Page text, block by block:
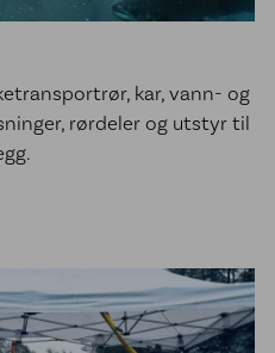
kar, vann- og
rørdeler og utstyr til